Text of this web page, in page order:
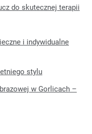
do skutecznej terapii
i indywidualne
stylu
w Gorlicach –